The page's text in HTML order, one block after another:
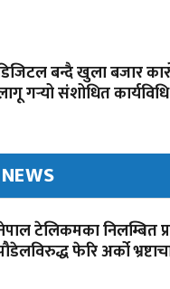
बन्दै खुला बजार
गर्‍यो संशोधित कार्यविधि
टेलिकमका निलम्बित
फेरि अर्को